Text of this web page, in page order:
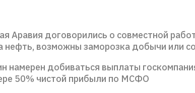
Аравия договорились о совместной
нефть, возможны заморозка добычи или
намерен добиваться выплаты
50% чистой прибыли по МСФО